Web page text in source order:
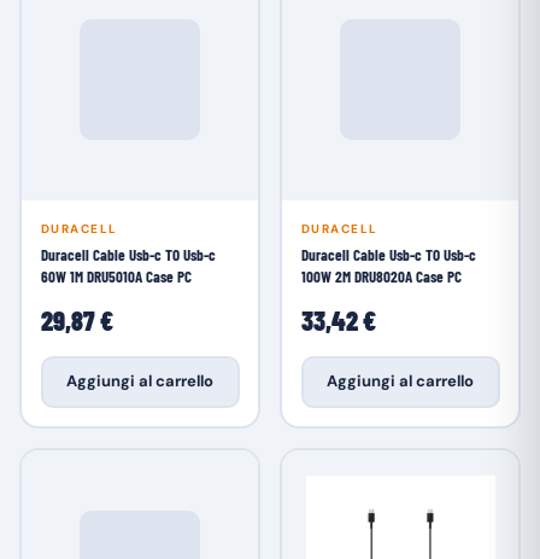
DURACELL
Duracell Cable Usb-c TO Usb-c
60W 1M DRU5010A Case PC
29,87 €
Aggiungi al carrello
DURACELL
Duracell Cable Usb-c TO Usb-c
100W 2M DRU8020A Case PC
33,42 €
Aggiungi al carrello